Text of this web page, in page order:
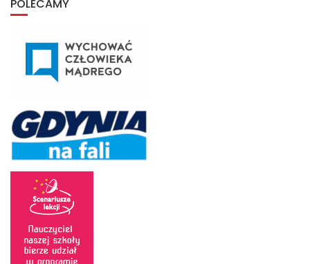
POLECAMY